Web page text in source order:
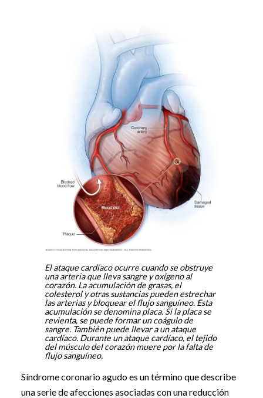
El ataque cardíaco ocurre cuando se obstruye
una arteria que lleva sangre y oxígeno al
corazón. La acumulación de grasas, el
colesterol y otras sustancias pueden estrechar
las arterias y bloquear el flujo sanguíneo. Esta
acumulación se denomina placa. Si la placa se
revienta, se puede formar un coágulo de
sangre. También puede llevar a un ataque
cardíaco. Durante un ataque cardíaco, el tejido
del músculo del corazón muere por la falta de
flujo sanguíneo.
Síndrome coronario agudo es un término que describe
una serie de afecciones asociadas con una reducción